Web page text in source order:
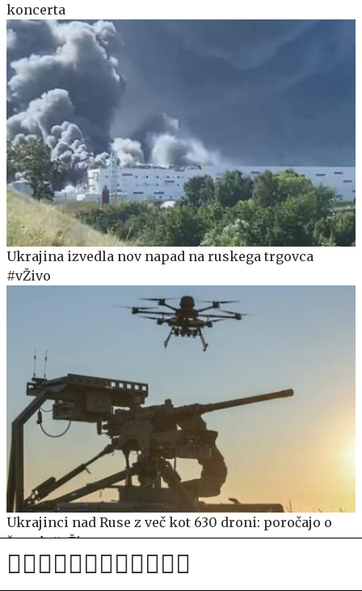
koncerta
Ukrajina izvedla nov napad na ruskega trgovca
#vŽivo
Ukrajinci nad Ruse z več kot 630 droni: poročajo o
žrtvah #vŽivo